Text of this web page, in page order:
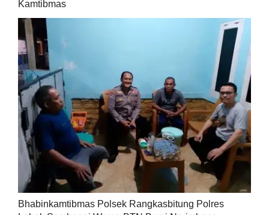
Kamtibmas
Bhabinkamtibmas Polsek Rangkasbitung Polres